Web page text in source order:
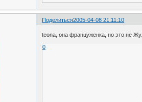
Поделиться2005-04-08 21:11:10
teona, она француженка, но это не
0